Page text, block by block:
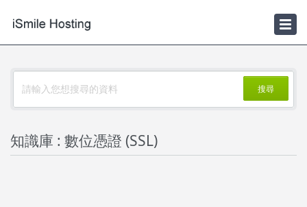
iSmile Hosting
搜尋
知識庫 : 數位憑證 (SSL)